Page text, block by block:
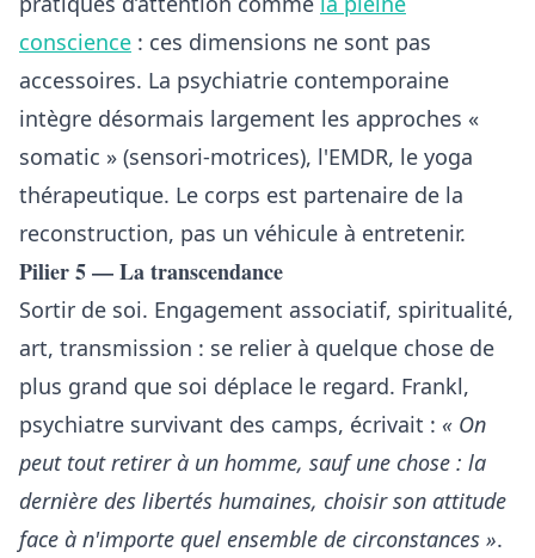
conscience : ces dimensions ne sont pas
accessoires. La psychiatrie contemporaine
intègre désormais largement les approches «
somatic » (sensori-motrices), l'EMDR, le yoga
thérapeutique. Le corps est partenaire de la
reconstruction, pas un véhicule à entretenir.
Pilier 5 — La transcendance
Sortir de soi. Engagement associatif, spiritualité,
art, transmission : se relier à quelque chose de
plus grand que soi déplace le regard. Frankl,
psychiatre survivant des camps, écrivait : « On
peut tout retirer à un homme, sauf une chose : la
dernière des libertés humaines, choisir son attitude
face à n'importe quel ensemble de circonstances ».